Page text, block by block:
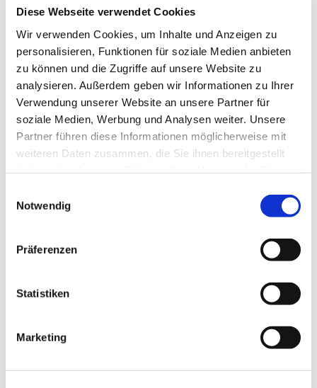
Diese Webseite verwendet Cookies
Wir verwenden Cookies, um Inhalte und Anzeigen zu
personalisieren, Funktionen für soziale Medien anbieten
zu können und die Zugriffe auf unsere Website zu
analysieren. Außerdem geben wir Informationen zu Ihrer
Verwendung unserer Website an unsere Partner für
soziale Medien, Werbung und Analysen weiter. Unsere
Partner führen diese Informationen möglicherweise mit
weiteren Daten zusammen, die Sie ihnen bereitgestellt
Notwendig
Präferenzen
Statistiken
Marketing
sowie sicheres Bremsen. Bitte melden Sie sich für
den Kurs an.
jeden Montag von 10:00 bis 11:00 Uhr,
wöchentlich
Weitere Informationen zum Training erhalten Sie
bei Frau Christa Griwodz, Tel.: 05201 / 73 00 07
und Frau Hildegard Dreyer, Tel. 2321